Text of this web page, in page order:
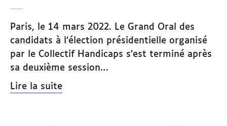
Paris, le 14 mars 2022. Le Grand Oral des
candidats à l’élection présidentielle organisé
par le Collectif Handicaps s’est terminé après
sa deuxième session…
Lire la suite